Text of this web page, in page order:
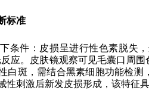
标准
条件：皮损呈进行性色素脱失
应。皮肤镜观察可见毛囊口周
白斑，需结合黑素细胞功能检
性刺激后新发皮损形成，该特征